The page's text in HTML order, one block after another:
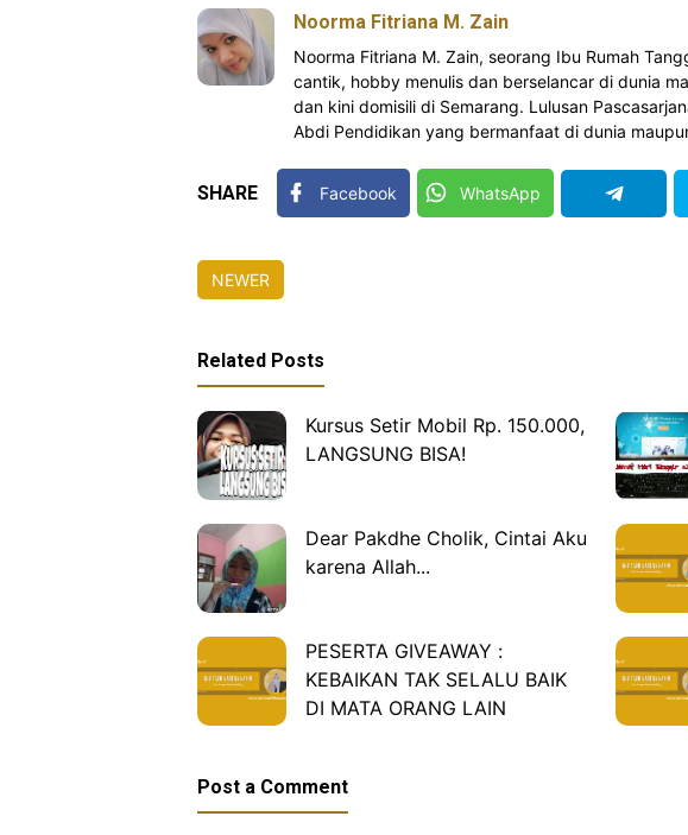
Noorma Fitriana M. Zain
Noorma Fitriana M. Zain, seorang Ibu Rumah
cantik, hobby menulis dan berselancar di dunia
dan kini domisili di Semarang. Lulusan
Abdi Pendidikan yang bermanfaat di dunia
SHARE Facebook WhatsApp
NEWER
Related Posts
Kursus Setir Mobil Rp. 150.000,
LANGSUNG BISA!
Dear Pakdhe Cholik, Cintai Aku
karena Allah...
PESERTA GIVEAWAY :
KEBAIKAN TAK SELALU BAIK
DI MATA ORANG LAIN
Post a Comment